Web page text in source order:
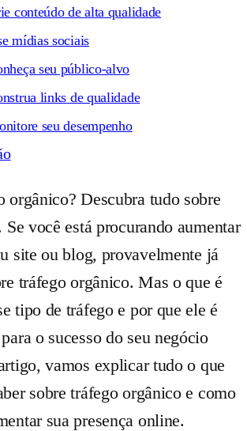
conteúdo de alta qualidade
mídias sociais
seu público-alvo
links de qualidade
seu desempenho
orgânico? Descubra tudo sobre
Se você está procurando aumentar
site ou blog, provavelmente já
tráfego orgânico. Mas o que é
tipo de tráfego e por que ele é
o sucesso do seu negócio
vamos explicar tudo o que
sobre tráfego orgânico e como
sua presença online.